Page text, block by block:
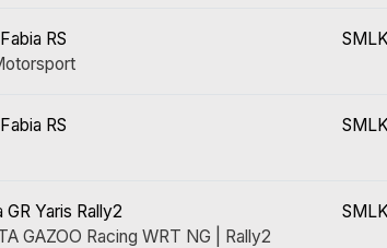
RS
RS
GR Yaris Rally2
GAZOO Racing WRT NG | Rally2